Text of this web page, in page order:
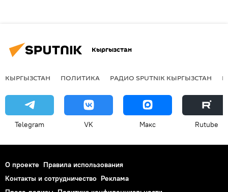
Кыргызстан
КЫРГЫЗСТАН ПОЛИТИКА РАДИО SPUTNIK КЫРГЫЗСТАН
Telegram VK Макс Rutube
О проекте Правила использования
Контакты и сотрудничество Реклама